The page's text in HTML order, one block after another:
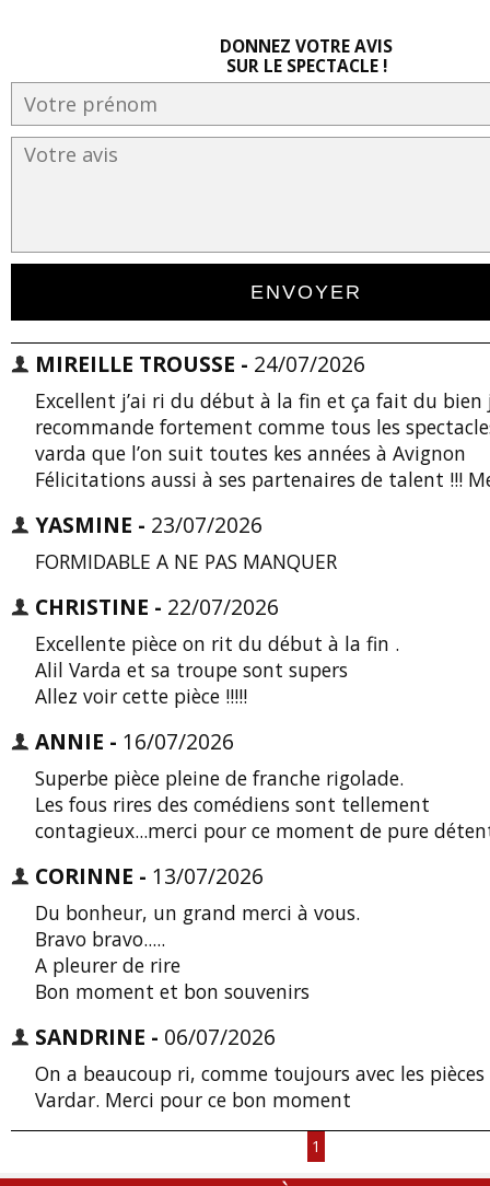
DONNEZ VOTRE AVIS
SUR LE SPECTACLE !
MIREILLE TROUSSE - 24/07/2026
Excellent j’ai ri du début à la fin et ça fait du bien
recommande fortement comme tous les
varda que l’on suit toutes kes années à Avignon
Félicitations aussi à ses partenaires de talent !!!
YASMINE - 23/07/2026
FORMIDABLE A NE PAS MANQUER
CHRISTINE - 22/07/2026
Excellente pièce on rit du début à la fin .
Alil Varda et sa troupe sont supers
Allez voir cette pièce !!!!!
ANNIE - 16/07/2026
Superbe pièce pleine de franche rigolade.
Les fous rires des comédiens sont tellement
contagieux...merci pour ce moment de pure
CORINNE - 13/07/2026
Du bonheur, un grand merci à vous.
Bravo bravo.....
A pleurer de rire
Bon moment et bon souvenirs
SANDRINE - 06/07/2026
On a beaucoup ri, comme toujours avec les
Vardar. Merci pour ce bon moment
1